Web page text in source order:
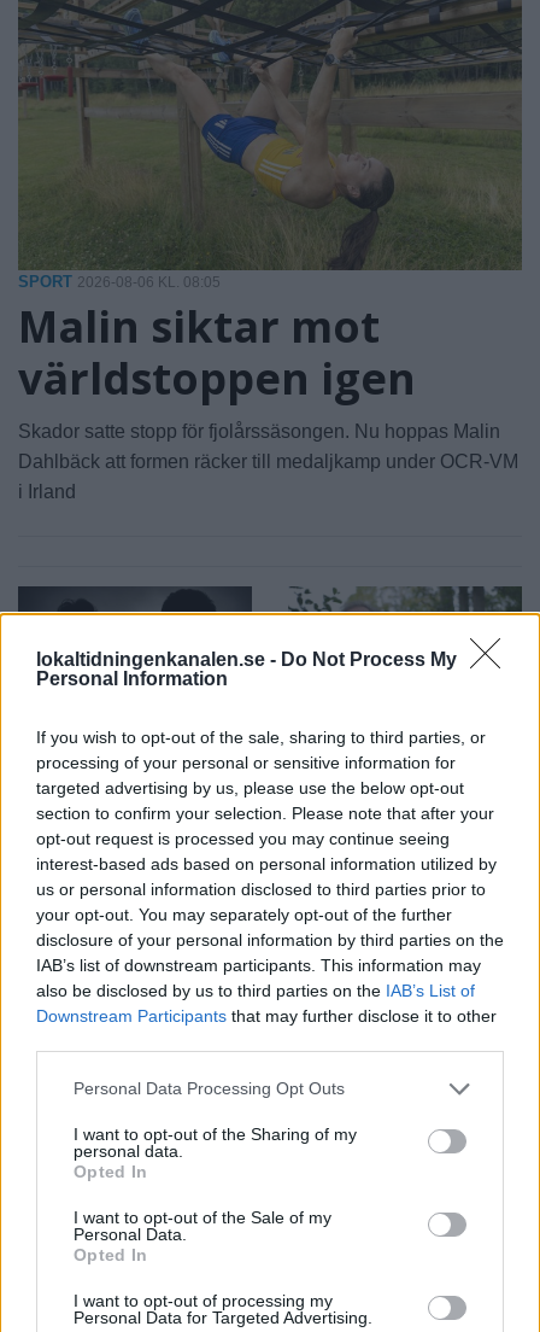
lokaltidningenkanalen.se - Do Not Process My
Personal Information
If you wish to opt-out of the sale, sharing to third parties, or
processing of your personal or sensitive information for
targeted advertising by us, please use the below opt-out
section to confirm your selection. Please note that after your
opt-out request is processed you may continue seeing
interest-based ads based on personal information utilized by
us or personal information disclosed to third parties prior to
your opt-out. You may separately opt-out of the further
disclosure of your personal information by third parties on the
IAB’s list of downstream participants. This information may
also be disclosed by us to third parties on the IAB’s List of
Downstream Participants that may further disclose it to other
Personal Data Processing Opt Outs
I want to opt-out of the Sharing of my
personal data.
Opted In
I want to opt-out of the Sale of my
Personal Data.
Opted In
I want to opt-out of processing my
Personal Data for Targeted Advertising.
SPORT 2026-08-06 KL. 08:05
Malin siktar mot
världstoppen igen
Skador satte stopp för fjolårssäsongen. Nu hoppas Malin
Dahlbäck att formen räcker till medaljkamp under OCR-VM
i Irland
2026-08-06 KL. 08:03
Par drev nationell
narkotikahandel
hemifrån
Nu döms kvinnan och
mannen till långa
fängelsestraff för brotten
2026-08-06 KL. 08:03
Vandraren
Witoslaw fångar
Åkersberga på
bild
Med kameran i handen går
Lennart runt 100 mil om
året och delar sina
upptäckter från hela
kommunen
2026-08-06 KL. 08:03
Spelfestival
2026-08-06 KL. 08:03
Nu blir det enklare att ta